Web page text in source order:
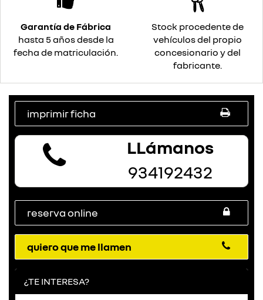
Garantía de Fábrica
hasta 5 años desde la
fecha de matriculación.
Stock procedente de
vehículos del propio
concesionario y del
fabricante.
imprimir ficha
LLámanos
934192432
reserva online
quiero que me llamen
¿TE INTERESA?